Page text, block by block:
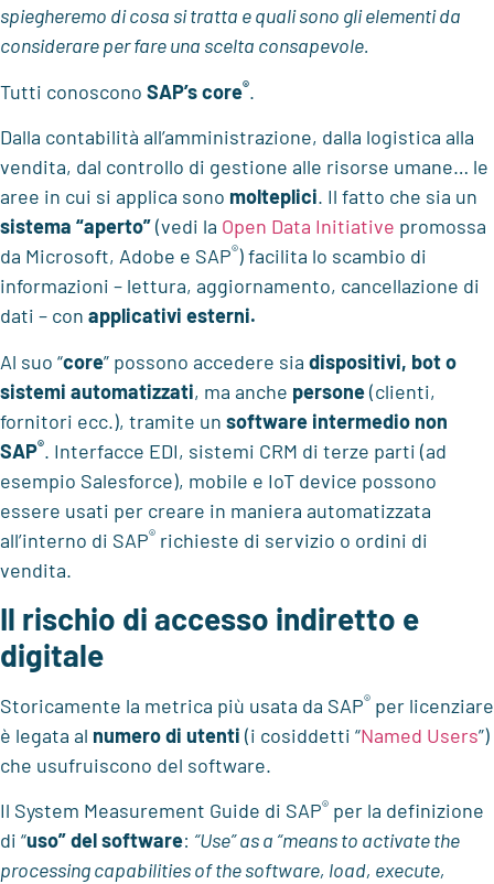
spiegheremo di cosa si tratta e quali sono gli elementi da
considerare per fare una scelta consapevole.
Tutti conoscono SAP’s core®.
Dalla contabilità all’amministrazione, dalla logistica alla
vendita, dal controllo di gestione alle risorse umane… le
aree in cui si applica sono molteplici. Il fatto che sia un
sistema “aperto”(vedi la Open Data Initiative promossa
da Microsoft, Adobe e SAP®) facilita lo scambio di
informazioni – lettura, aggiornamento, cancellazione di
dati – con applicativi esterni.
Al suo “core” possono accedere sia dispositivi, bot o
sistemi automatizzati, ma anche persone(clienti,
fornitori ecc.), tramite un software intermedio non
SAP®. Interfacce EDI, sistemi CRM di terze parti (ad
esempio Salesforce), mobile e IoT device possono
essere usati per creare in maniera automatizzata
all’interno di SAP® richieste di servizio o ordini di
vendita.
Il rischio di accesso indiretto e
digitale
Storicamente la metrica più usata da SAP® per licenziare
è legata al numero di utenti (i cosiddetti “Named Users”)
che usufruiscono del software.
Il System Measurement Guide di SAP® per la definizione
di “uso” del software: “Use” as a “means to activate the
processing capabilities of the software, load, execute,